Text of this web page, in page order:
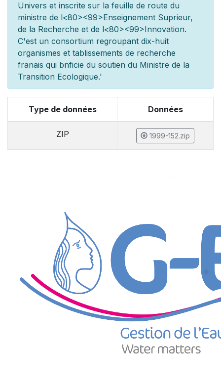
Univers et inscrite sur la feuille de route du
ministre de l<80><99>Enseignement Suprieur,
de la Recherche et de l<80><99>Innovation.
C'est un consortium regroupant dix-huit
organismes et tablissements de recherche
franais qui bnficie du soutien du Ministre de la
Transition Ecologique.'
Type de données Données
ZIP 1999-152.zip